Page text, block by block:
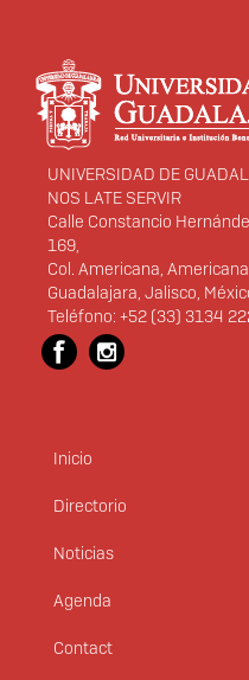
Información del
portal
UNIVERSIDAD DE
NOS LATE SERVIR
Calle Constancio
169,
Col. Americana,
Guadalajara, Jalisco,
Teléfono: +52 (33) 3134
Menú
principal
Inicio
Directorio
Noticias
Agenda
Contact